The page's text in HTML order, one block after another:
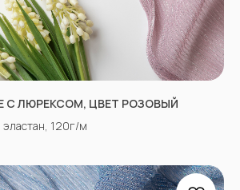
С ЛЮРЕКСОМ, ЦВЕТ РОЗОВЫЙ
120г/м